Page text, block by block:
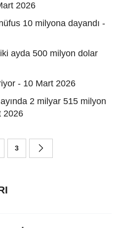
2026
10 milyona dayandı -
ayda 500 milyon dolar
- 10 Mart 2026
2 milyar 515 milyon
2026
3